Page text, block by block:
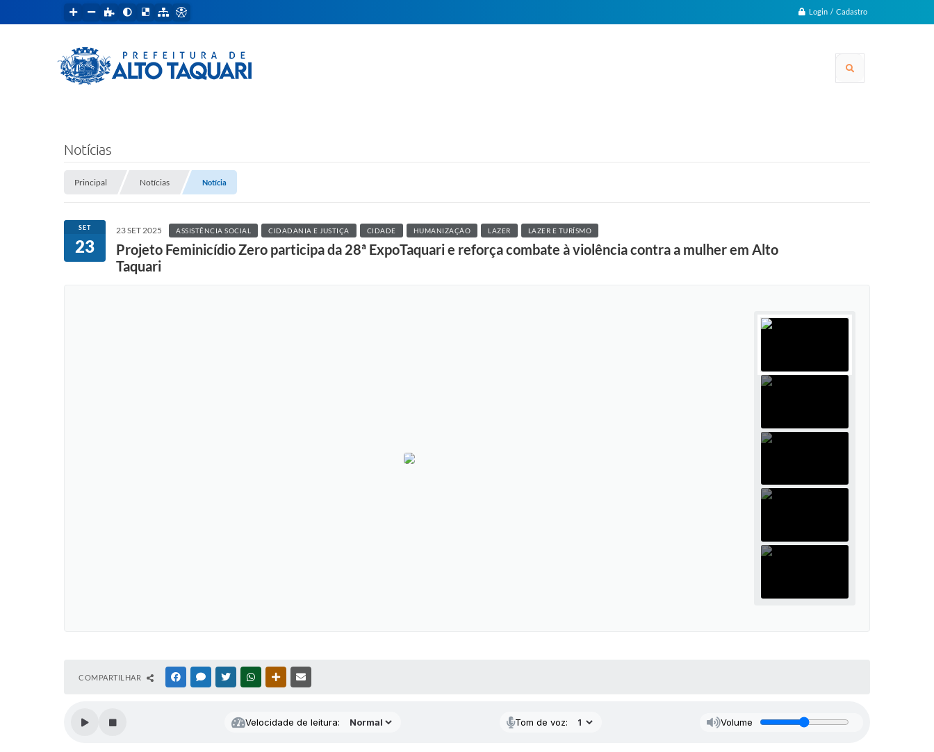
Login / Cadastro
Notícias
Principal Notícias Notícia
SET
23
23 SET 2025 ASSISTÊNCIA SOCIAL CIDADANIA E JUSTIÇA CIDADE HUMANIZAÇÃO LAZER LAZER E TURÍSMO
Projeto Feminicídio Zero participa da 28ª ExpoTaquari e reforça combate à violência contra a mulher em Alto
Taquari
COMPARTILHAR FACEBOOKMESSENGER
TWITTERWHATSAPPOUTRAS MÍDIAS
Velocidade de leitura: Tom de voz: Volume